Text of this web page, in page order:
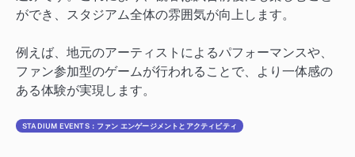
ができ、スタジアム全体の雰囲気が向上します。
例えば、地元のアーティストによるパフォーマンスや、
ファン参加型のゲームが行われることで、より一体感の
ある体験が実現します。
STADIUM EVENTS：ファン エンゲージメントとアクティビティ